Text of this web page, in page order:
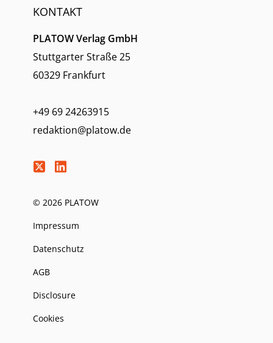
KONTAKT
PLATOW Verlag GmbH
Stuttgarter Straße 25
60329 Frankfurt
+49 69 24263915
redaktion@platow.de
© 2026 PLATOW
Impressum
Datenschutz
AGB
Disclosure
Cookies